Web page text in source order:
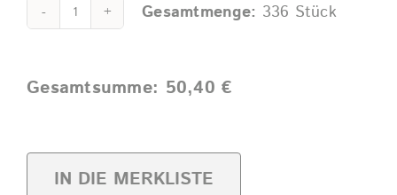
Gesamtsumme: 50,40€
Classic
0,5l
Gesamtmenge: 336 Stück
IN DIE MERKLISTE